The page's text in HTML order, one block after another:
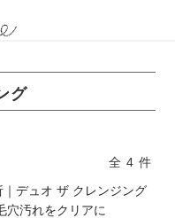
グ
全 4 件
デュオ ザ クレンジング
穴汚れをクリアに